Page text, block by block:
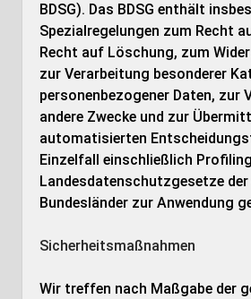
BDSG). Das BDSG enthält
Spezialregelungen zum Recht
Recht auf Löschung, zum
zur Verarbeitung besonderer
personenbezogener Daten, zur
andere Zwecke und zur
automatisierten
Einzelfall einschließlich
Landesdatenschutzgesetze der
Bundesländer zur Anwendung
Sicherheitsmaßnahmen
Wir treffen nach Maßgabe der